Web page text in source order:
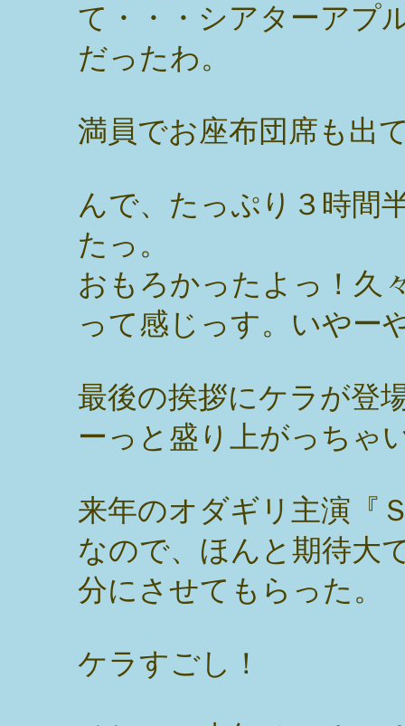
て・・・シアターアプ
だったわ。
満員でお座布団席も出
んで、たっぷり３時間
たっ。
おもろかったよっ！久
って感じっす。いやー
最後の挨拶にケラが登
ーっと盛り上がっちゃ
来年のオダギリ主演『
なので、ほんと期待大
分にさせてもらった。
ケラすごし！